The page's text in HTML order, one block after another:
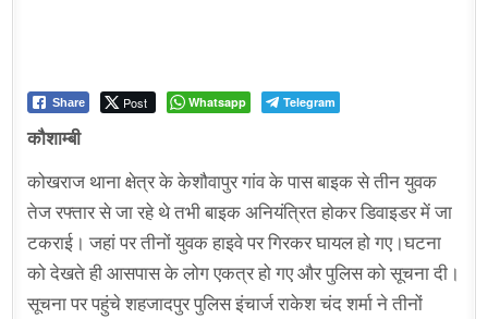
Share Post Whatsapp Telegram
कौशाम्बी
कोखराज थाना क्षेत्र के केशौवापुर गांव के पास बाइक से तीन युवक
तेज रफ्तार से जा रहे थे तभी बाइक अनियंत्रित होकर डिवाइडर में जा
टकराई। जहां पर तीनों युवक हाइवे पर गिरकर घायल हो गए।घटना
को देखते ही आसपास के लोग एकत्र हो गए और पुलिस को सूचना दी।
सूचना पर पहुंचे शहजादपुर पुलिस इंचार्ज राकेश चंद शर्मा ने तीनों